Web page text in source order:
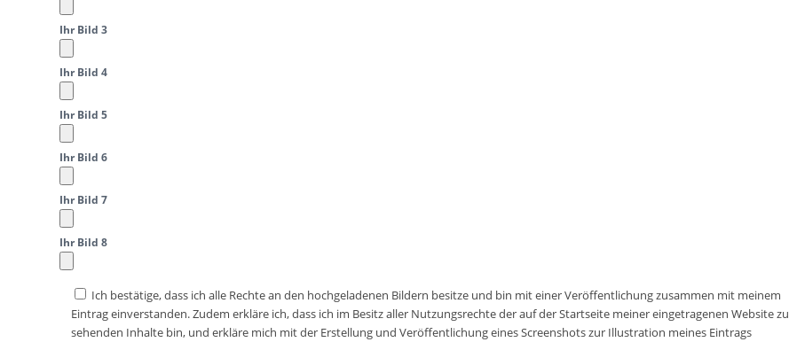
Ihr Bild 3
Ihr Bild 4
Ihr Bild 5
Ihr Bild 6
Ihr Bild 7
Ihr Bild 8
Ich bestätige, dass ich alle Rechte an den hochgeladenen Bildern besitze und bin mit einer Veröffentlichung zusammen mit meinem
Eintrag einverstanden. Zudem erkläre ich, dass ich im Besitz aller Nutzungsrechte der auf der Startseite meiner eingetragenen Website zu
sehenden Inhalte bin, und erkläre mich mit der Erstellung und Veröffentlichung eines Screenshots zur Illustration meines Eintrags